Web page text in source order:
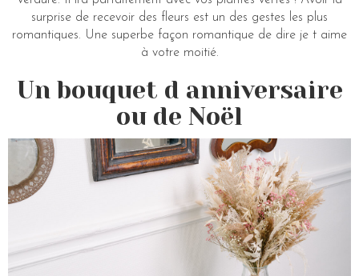
surprise de recevoir des fleurs est un des gestes les plus
romantiques. Une superbe façon romantique de dire je t aime
à votre moitié.
Un bouquet d anniversaire
ou de Noël